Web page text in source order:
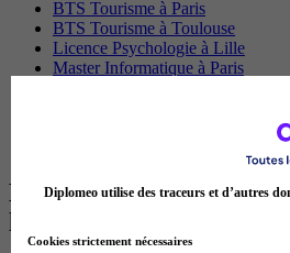
BTS Tourisme à Paris
BTS Tourisme à Toulouse
Licence Psychologie à Lille
Master Informatique à Paris
Les intitulés de diplôme
les plus recherchés
Diplomeo utilise des traceurs et d’autres
Cookies strictement nécessaires